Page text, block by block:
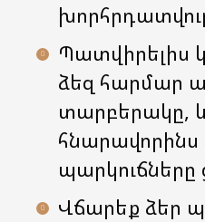
Պատվիրելիս
ձեզ հարմար
տարբերակը,
Վճարեք ձեր